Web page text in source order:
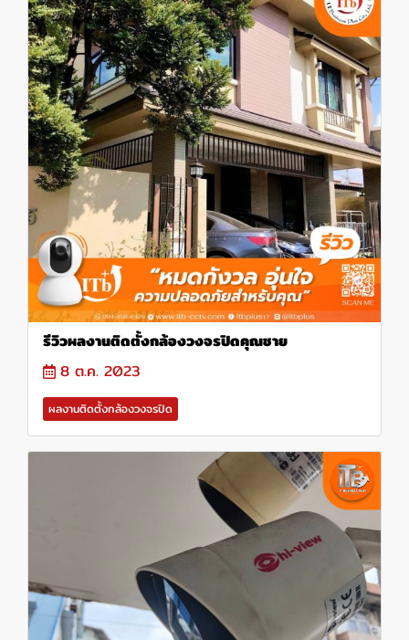
รีวิวผลงานติดตั้งกล้องวงจรปิดคุณชาย
8 ต.ค. 2023
ผลงานติดตั้งกล้องวงจรปิด